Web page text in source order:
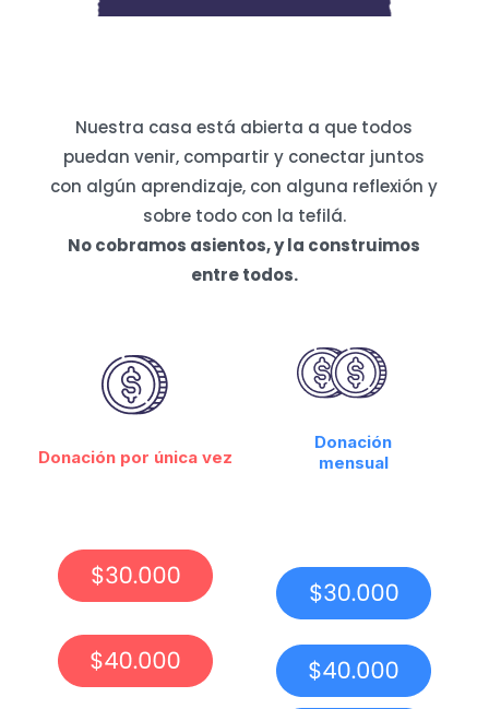
Nuestra casa está abierta a que todos
puedan venir, compartir y conectar juntos
con algún aprendizaje, con alguna reflexión y
sobre todo con la tefilá.
No cobramos asientos, y la construimos
entre todos.
Donación por única vez
Donación
mensual